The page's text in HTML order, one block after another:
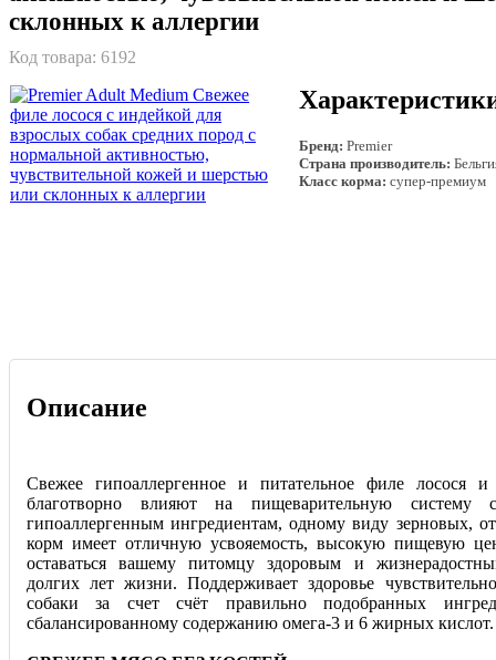
склонных к аллергии
Код товара: 6192
Бренд: Premier
Страна производитель:
Класс корма: супер-премиум
Описание
Свежее гипоаллергенное и питательное филе лосося
благотворно влияют на пищеварительную систему
гипоаллергенным ингредиентам, одному виду зерновых,
корм имеет отличную усвояемость, высокую пищевую
оставаться вашему питомцу здоровым и
долгих лет жизни. Поддерживает здоровье
собаки за счет счёт правильно подобранных
сбалансированному содержанию омега-3 и 6 жирных кислот.